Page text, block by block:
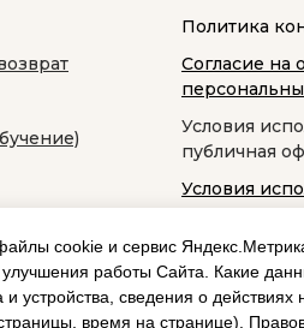
cookie и сервис
работы Сайта. Какие
устройства, сведения о
время на странице).
Политика
Согласие на
Условия
публичная
Условия